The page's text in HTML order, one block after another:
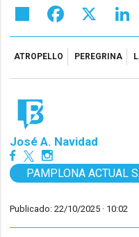
Share Facebook
ATROPELLO PEREGRINA
José A. Navidad
PAMPLONA ACTUAL
Publicado: 22/10/2025 · 10:02